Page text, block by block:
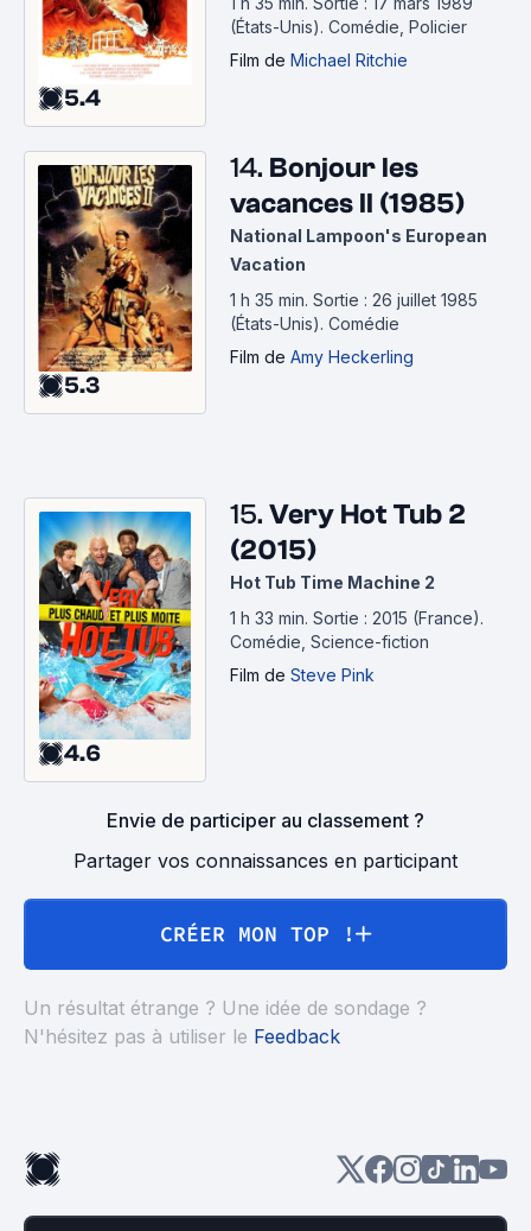
5.4
(États-Unis). Comédie, Policier
Film de Michael Ritchie
5.3
14. Bonjour les
vacances II (1985)
National Lampoon's European
Vacation
1 h 35 min. Sortie : 26 juillet 1985
(États-Unis). Comédie
Film de Amy Heckerling
4.6
15. Very Hot Tub 2
(2015)
Hot Tub Time Machine 2
1 h 33 min. Sortie : 2015 (France).
Comédie, Science-fiction
Film de Steve Pink
Envie de participer au classement ?
Partager vos connaissances en participant
CRÉER MON TOP !
Un résultat étrange ? Une idée de sondage ?
N'hésitez pas à utiliser le Feedback